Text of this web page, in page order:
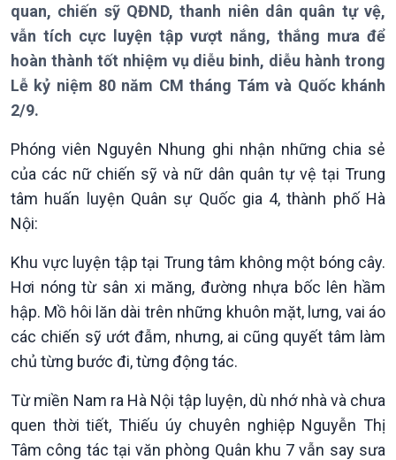
Giới thiệu
Thời sự
Thời sự 18h
Thời sự 21h30
Bản tin
Chuyên mục
quan, chiến sỹ QĐND, thanh niên dân quân tự vệ,
vẫn tích cực luyện tập vượt nắng, thắng mưa để
hoàn thành tốt nhiệm vụ diễu binh, diễu hành trong
Lễ kỷ niệm 80 năm CM tháng Tám và Quốc khánh
2/9.
Phóng viên Nguyên Nhung ghi nhận những chia sẻ
của các nữ chiến sỹ và nữ dân quân tự vệ tại Trung
tâm huấn luyện Quân sự Quốc gia 4, thành phố Hà
Nội:
Khu vực luyện tập tại Trung tâm không một bóng cây.
Hơi nóng từ sân xi măng, đường nhựa bốc lên hầm
hập. Mồ hôi lăn dài trên những khuôn mặt, lưng, vai áo
các chiến sỹ ướt đẫm, nhưng, ai cũng quyết tâm làm
chủ từng bước đi, từng động tác.
Từ miền Nam ra Hà Nội tập luyện, dù nhớ nhà và chưa
quen thời tiết, Thiếu úy chuyên nghiệp Nguyễn Thị
Tâm công tác tại văn phòng Quân khu 7 vẫn say sưa